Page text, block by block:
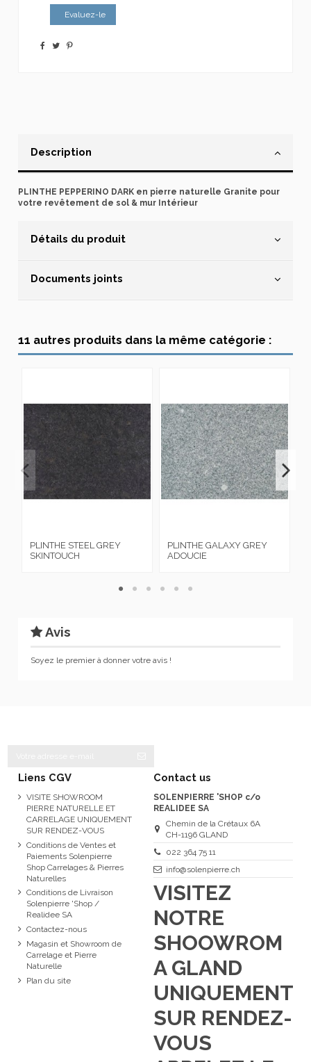
Evaluez-le
Description
PLINTHE PEPPERINO DARK en pierre naturelle Granite pour
votre revêtement de sol & mur Intérieur
Détails du produit
Documents joints
11 autres produits dans la même catégorie :
PLINTHE STEEL GREY
SKINTOUCH
PLINTHE GALAXY GREY
ADOUCIE
Avis
Soyez le premier à donner votre avis !
Liens CGV
VISITE SHOWROOM
PIERRE NATURELLE ET
CARRELAGE UNIQUEMENT
SUR RENDEZ-VOUS
Conditions de Ventes et
Paiements Solenpierre
Shop Carrelages & Pierres
Naturelles
Conditions de Livraison
Solenpierre 'Shop /
Realidee SA
Contactez-nous
Magasin et Showroom de
Carrelage et Pierre
Naturelle
Plan du site
Contact us
SOLENPIERRE 'SHOP c/o
REALIDEE SA
Chemin de la Crétaux 6A
CH-1196 GLAND
022 364 75 11
info@solenpierre.ch
VISITEZ
NOTRE
SHOOWROM
A GLAND
UNIQUEMENT
SUR RENDEZ-
VOUS